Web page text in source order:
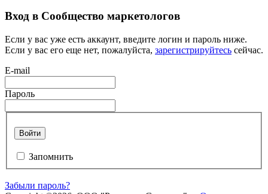
Вход в Сообщество маркетологов
Если у вас уже есть аккаунт, введите логин и пароль ниже.
Если у вас его еще нет, пожалуйста, зарегистрируйтесь сейчас.
E-mail
Пароль
Войти
Запомнить
Забыли пароль?